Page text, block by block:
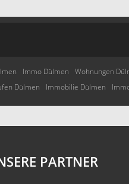
Immo Dülmen Wohnungen
Dülmen Immobilie Dülmen
PARTNER